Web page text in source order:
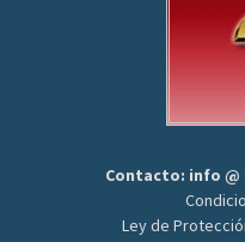
Contacto: info @
Ley de